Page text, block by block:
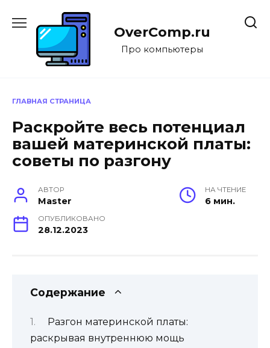
содержанию
OverComp.ru
Про компьютеры
ГЛАВНАЯ СТРАНИЦА
Раскройте весь потенциал
вашей материнской платы:
советы по разгону
АВТОР
Master
НА ЧТЕНИЕ
6 мин.
ОПУБЛИКОВАНО
28.12.2023
Содержание
Разгон материнской платы:
раскрывая внутреннюю мощь